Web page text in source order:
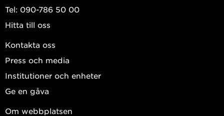
Tel: 090-786 50 00
Hitta till oss
Kontakta oss
Press och media
Institutioner och enheter
Ge en gåva
Om webbplatsen